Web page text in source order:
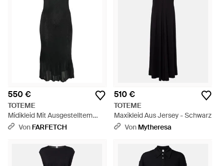
550 €
TOTEME
Midikleid Mit Ausgestelltem
Saum - Schwarz
Von FARFETCH
510 €
TOTEME
Maxikleid Aus Jersey - Schwarz
Von Mytheresa